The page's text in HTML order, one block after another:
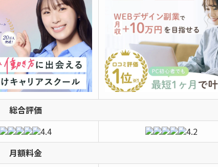
総合評価
4.4
4.2
月額料金